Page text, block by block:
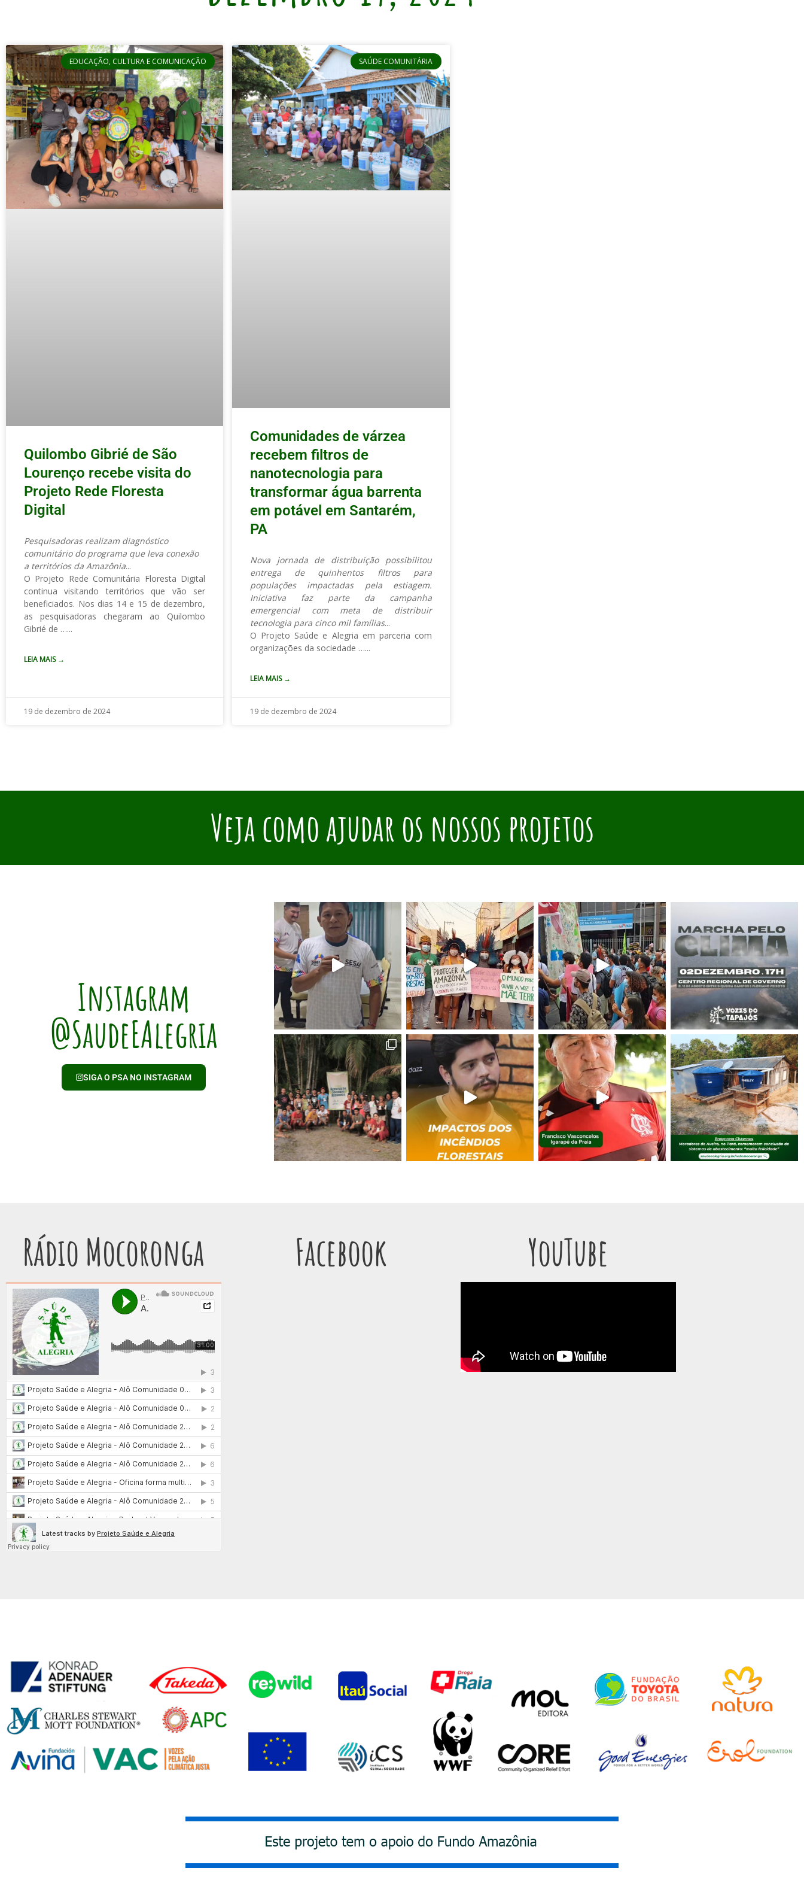
EDUCAÇÃO, CULTURA E COMUNICAÇÃO
Quilombo Gibrié de São
Lourenço recebe visita do
Projeto Rede Floresta
Digital
Pesquisadoras realizam diagnóstico
comunitário do programa que leva conexão
a territórios da Amazônia
O Projeto Rede Comunitária Floresta Digital
continua visitando territórios que vão ser
beneficiados. Nos dias 14 e 15 de dezembro,
as pesquisadoras chegaram ao Quilombo
Gibrié de …
LEIA MAIS →
19 de dezembro de 2024
SAÚDE COMUNITÁRIA
Comunidades de várzea
recebem filtros de
nanotecnologia para
transformar água barrenta
em potável em Santarém,
PA
Nova jornada de distribuição possibilitou
entrega de quinhentos filtros para
populações impactadas pela estiagem.
Iniciativa faz parte da campanha
emergencial com meta de distribuir
tecnologia para cinco mil famílias
O Projeto Saúde e Alegria em parceria com
organizações da sociedade …
LEIA MAIS →
19 de dezembro de 2024
Veja como ajudar os nossos projetos
Instagram
@SaudeEAlegria
SIGA O PSA NO INSTAGRAM
Rádio Mocoronga Facebook YouTube